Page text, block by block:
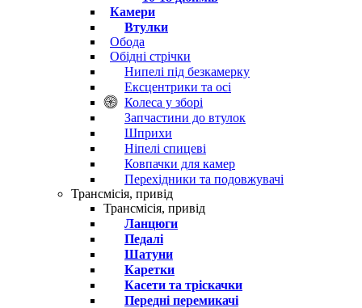
Камери
Втулки
Обода
Обідні стрічки
Нипелі під безкамерку
Ексцентрики та осі
Колеса у зборі
Запчастини до втулок
Шприхи
Ніпелі спицеві
Ковпачки для камер
Перехідники та подовжувачі
Трансмісія, привід
Трансмісія, привід
Ланцюги
Педалі
Шатуни
Каретки
Касети та тріскачки
Передні перемикачі